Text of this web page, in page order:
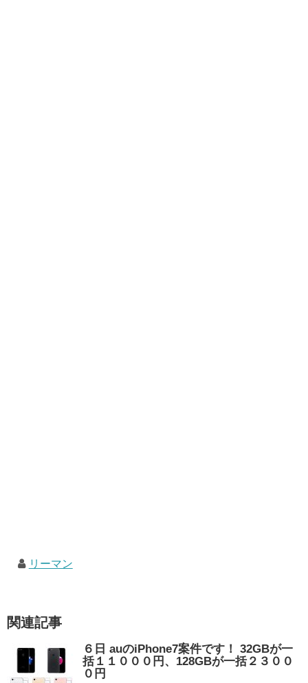
リーマン
関連記事
６日 auのiPhone7案件です！ 32GBが一
括１１０００円、128GBが一括２３００
０円